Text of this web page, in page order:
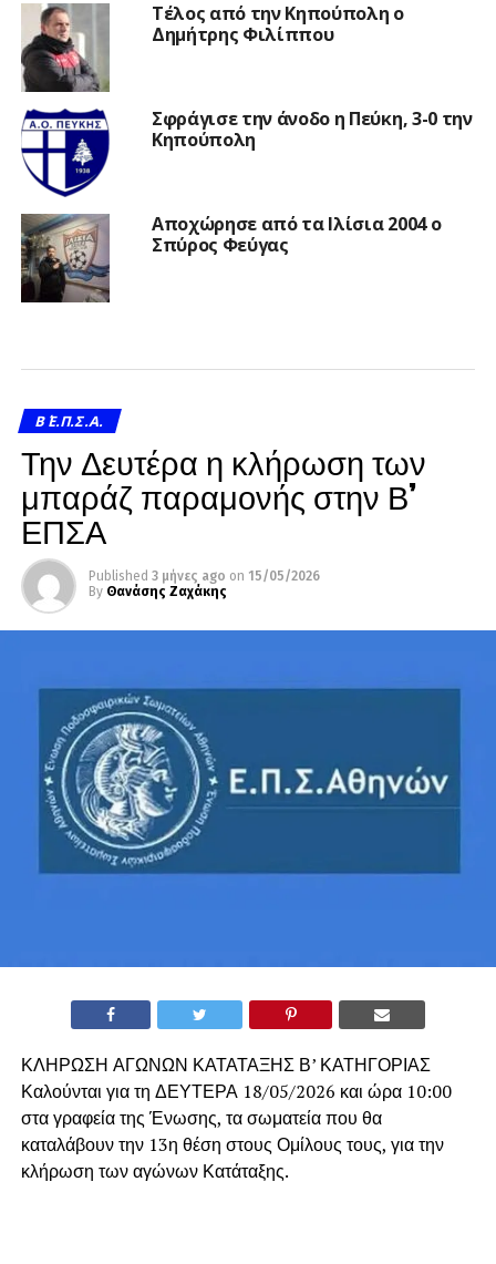
Τέλος από την Κηπούπολη ο
Δημήτρης Φιλίππου
Σφράγισε την άνοδο η Πεύκη, 3-0 την
Κηπούπολη
Αποχώρησε από τα Ιλίσια 2004 ο
Σπύρος Φεύγας
Β΄ Ε.Π.Σ.Α.
Την Δευτέρα η κλήρωση των
μπαράζ παραμονής στην Β’
ΕΠΣΑ
Published 3 μήνες ago on 15/05/2026
By Θανάσης Ζαχάκης
ΚΛΗΡΩΣΗ ΑΓΩΝΩΝ ΚΑΤΑΤΑΞΗΣ Β’ ΚΑΤΗΓΟΡΙΑΣ
Καλούνται για τη ΔΕΥΤΕΡΑ 18/05/2026 και ώρα 10:00
στα γραφεία της Ένωσης, τα σωματεία που θα
καταλάβουν την 13η θέση στους Ομίλους τους, για την
κλήρωση των αγώνων Κατάταξης.